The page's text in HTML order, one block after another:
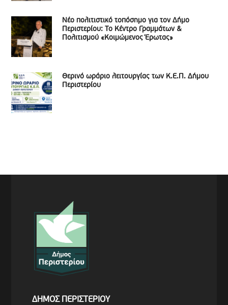
Νέο πολιτιστικό τοπόσημο για τον Δήμο
Περιστερίου: Το Κέντρο Γραμμάτων &
Πολιτισμού «Κοιμώμενος Έρωτας»
Θερινό ωράριο λειτουργίας των Κ.Ε.Π. Δήμου
Περιστερίου
ΔΗΜΟΣ ΠΕΡΙΣΤΕΡΙΟΥ